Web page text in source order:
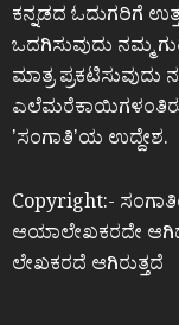
ಕನ್ನಡದ ಓದುಗರಿಗೆ
ಒದಗಿಸುವುದು ನಮ್ಮ
ಮಾತ್ರ ಪ್ರಕಟಿಸುವುದು
ʼಸಂಗಾತಿʼಯ ಉದ್ದೇಶ.
Copyright:-
ಆಯಾಲೇಖಕರದೇ
ಲೇಖಕರದೆ ಆಗಿರುತ್ತದೆ